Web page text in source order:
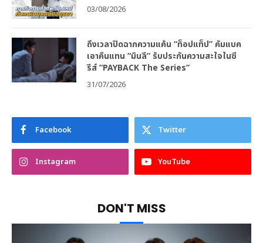
03/08/2026
ถึงเวลาปิดฉากความแค้น “ท็อปแท็ป” คัมแบค
เอาคืนแทน “มินลี” รับประกันความสะใจในซี
รีส์ “PAYBACK The Series”
31/07/2026
Facebook Twitter
Instagram YouTube
DON'T MISS